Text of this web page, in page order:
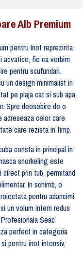
Alb Premium
pentru Inot reprezinta
acvatice, fie ca vorbim
pentru scufundari.
un design minimalist in
pe plaja cat si sub apa,
Spre deosebire de o
adreseaza celor care
care rezista in timp.
consta in principal in
snorkeling este
prin tub, permitand
In schimb, o
pentru adancimi
un volum intern redus
Seac
perfect in categoria
pentru inot intensiv,